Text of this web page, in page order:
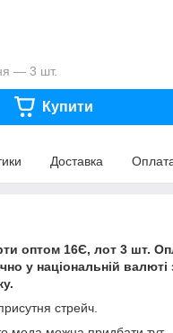
— 3 шт.
Купити
Доставка
оптом 16Є, лот 3 шт.
у національній валюті
стрейч.